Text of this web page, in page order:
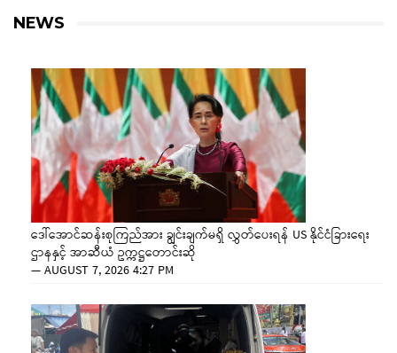
NEWS
ဒေါ်အောင်ဆန်းစုကြည်အား ချွင်းချက်မရှိ လွှတ်ပေးရန် US နိုင်ငံခြားရေး
ဌာနနှင့် အာဆီယံ ဥက္ကဋ္ဌတောင်းဆို
—AUGUST 7, 2026 4:27 PM